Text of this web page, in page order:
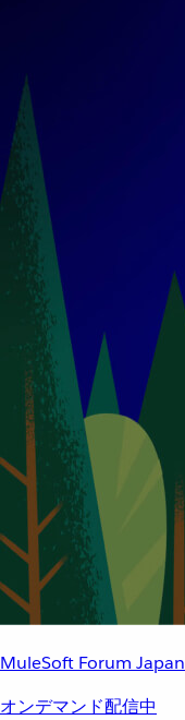
MuleSoft Forum Japan
オンデマンド配信中